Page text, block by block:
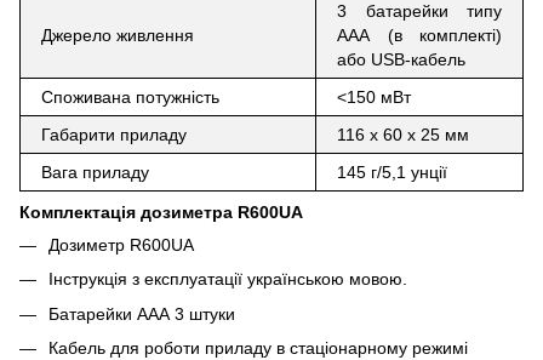
Джерело живлення
3 батарейки типу
ААА (в комплекті)
або USB-кабель
Споживана потужність
<150 мВт
Габарити приладу
116 х 60 х 25 мм
Вага приладу
145 г/5,1 унції
Комплектація дозиметра R600UA
Дозиметр R600UA
Інструкція з експлуатації українською мовою.
Батарейки ААА 3 штуки
Кабель для роботи приладу в стаціонарному режимі